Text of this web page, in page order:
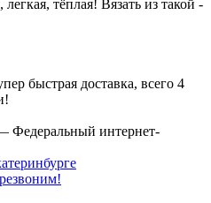
тёплая! Вязать из такой -
быстрая доставка, всего 4
Федеральный интернет-